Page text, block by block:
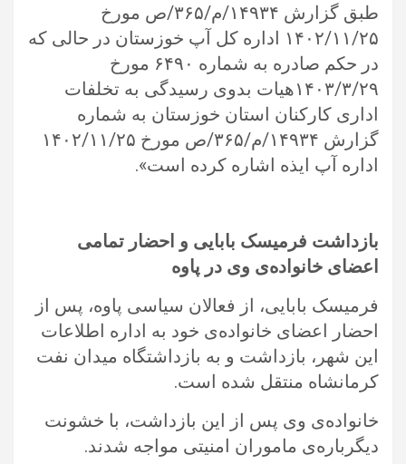
طبق گزارش ۱۴۹۳۴/م/۳۶۵/ص مورخ
۱۴۰۲/۱۱/۲۵ اداره کل آپ خوزستان در حالی که
در حکم صادره به شماره ۶۴۹۰ مورخ
۱۴۰۳/۳/۲۹هیات بدوی رسیدگی به تخلفات
اداری کارکنان استان خوزستان به شماره
گزارش ۱۴۹۳۴/م/۳۶۵/ص مورخ ۱۴۰۲/۱۱/۲۵
اداره آپ ایذه اشاره کرده است».
بازداشت فرمیسک بابایی و احضار تمامی
اعضای خانواده‌ی وی در پاوه
فرمیسک بابایی، از فعالان سیاسی پاوه، پس از
احضار اعضای خانواده‌ی خود به اداره اطلاعات
این شهر، بازداشت و به بازداشتگاه میدان نفت
کرمانشاه منتقل شده است.
خانواده‌ی وی پس از این بازداشت، با خشونت‌
دیگرباره‌ی ماموران امنیتی مواجه شدند.